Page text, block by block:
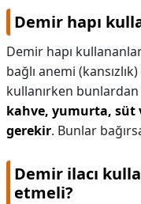
Demir hapı
Demir hapı
bağlı anemi
kullanırken
kahve, yumurta, süt
gerekir. Bunlar
Demir ilacı
etmeli?